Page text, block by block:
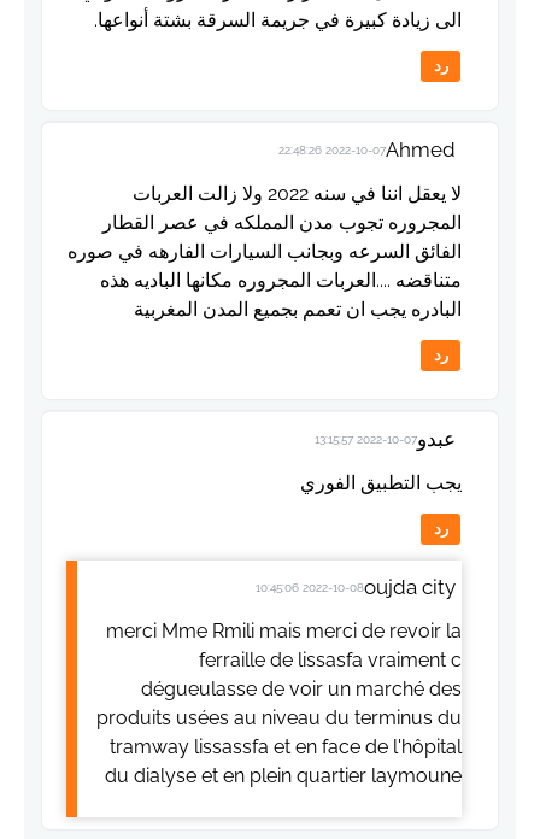
الى زيادة كبيرة في جريمة السرقة بشتة أنواعها.
رد
Ahmed
2022-10-07 22:48:26
لا يعقل اننا في سنه 2022 ولا زالت العربات
المجروره تجوب مدن المملكه في عصر القطار
الفائق السرعه وبجانب السيارات الفارهه في صوره
متناقضه ....العربات المجروره مكانها الباديه هذه
البادره يجب ان تعمم بجميع المدن المغربية
رد
عبدو2022-10-07 13:15:57
يجب التطبيق الفوري
رد
oujda city
2022-10-08 10:45:06
merci Mme Rmili mais merci de revoir la
ferraille de lissasfa vraiment c
dégueulasse de voir un marché des
produits usées au niveau du terminus du
tramway lissassfa et en face de l'hôpital
du dialyse et en plein quartier laymoune